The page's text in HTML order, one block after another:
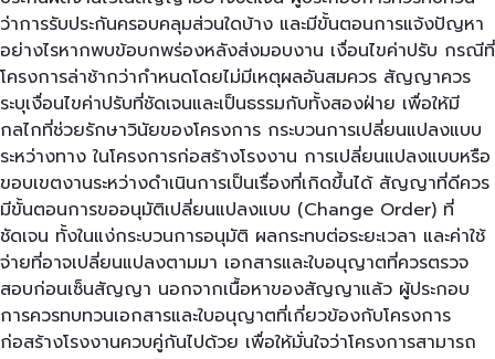
ว่าการรับประกันครอบคลุมส่วนใดบ้าง และมีขั้นตอนการแจ้งปัญหา
อย่างไรหากพบข้อบกพร่องหลังส่งมอบงาน เงื่อนไขค่าปรับ กรณีที่
โครงการล่าช้ากว่ากำหนดโดยไม่มีเหตุผลอันสมควร สัญญาควร
ระบุเงื่อนไขค่าปรับที่ชัดเจนและเป็นธรรมกับทั้งสองฝ่าย เพื่อให้มี
กลไกที่ช่วยรักษาวินัยของโครงการ กระบวนการเปลี่ยนแปลงแบบ
ระหว่างทาง ในโครงการก่อสร้างโรงงาน การเปลี่ยนแปลงแบบหรือ
ขอบเขตงานระหว่างดำเนินการเป็นเรื่องที่เกิดขึ้นได้ สัญญาที่ดีควร
มีขั้นตอนการขออนุมัติเปลี่ยนแปลงแบบ (Change Order) ที่
ชัดเจน ทั้งในแง่กระบวนการอนุมัติ ผลกระทบต่อระยะเวลา และค่าใช้
จ่ายที่อาจเปลี่ยนแปลงตามมา เอกสารและใบอนุญาตที่ควรตรวจ
สอบก่อนเซ็นสัญญา นอกจากเนื้อหาของสัญญาแล้ว ผู้ประกอบ
การควรทบทวนเอกสารและใบอนุญาตที่เกี่ยวข้องกับโครงการ
ก่อสร้างโรงงานควบคู่กันไปด้วย เพื่อให้มั่นใจว่าโครงการสามารถ